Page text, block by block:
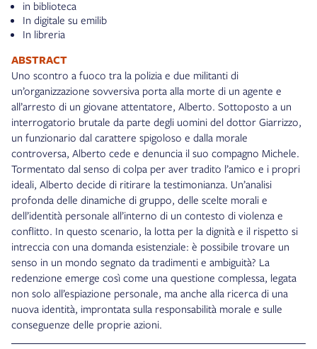
in biblioteca
In digitale su emilib
In libreria
ABSTRACT
Uno scontro a fuoco tra la polizia e due militanti di
un’organizzazione sovversiva porta alla morte di un agente e
all’arresto di un giovane attentatore, Alberto. Sottoposto a un
interrogatorio brutale da parte degli uomini del dottor Giarrizzo,
un funzionario dal carattere spigoloso e dalla morale
controversa, Alberto cede e denuncia il suo compagno Michele.
Tormentato dal senso di colpa per aver tradito l’amico e i propri
ideali, Alberto decide di ritirare la testimonianza. Un’analisi
profonda delle dinamiche di gruppo, delle scelte morali e
dell’identità personale all’interno di un contesto di violenza e
conflitto. In questo scenario, la lotta per la dignità e il rispetto si
intreccia con una domanda esistenziale: è possibile trovare un
senso in un mondo segnato da tradimenti e ambiguità? La
redenzione emerge così come una questione complessa, legata
non solo all’espiazione personale, ma anche alla ricerca di una
nuova identità, improntata sulla responsabilità morale e sulle
conseguenze delle proprie azioni.